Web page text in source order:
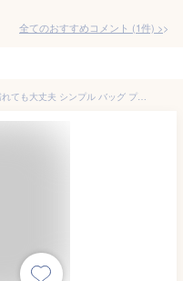
全てのおすすめコメント (1件) >
即納！グッズ 収納 軽量ビーチバッグ 濡れても大丈夫 シンプル バッグ プールバッグ 防水 スイミング 温泉 ピーチ 海水浴 水泳 プール 女児 男児 海 ジム 男女兼用 大人 レディース メンズ 水泳教室 水着バッグ P000100200342